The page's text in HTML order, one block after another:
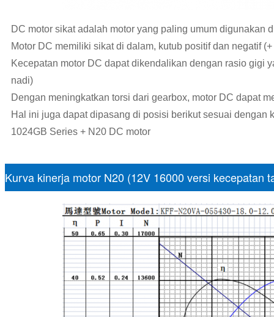
DC motor sikat adalah motor yang paling umum digunakan
Motor DC memiliki sikat di dalam, kutub positif dan negatif (+
Kecepatan motor DC dapat dikendalikan dengan rasio gigi
nadi)
Dengan meningkatkan torsi dari gearbox, motor DC dapat
Hal ini juga dapat dipasang di posisi berikut sesuai dengan
1024GB Series + N20 DC motor
Kurva kinerja motor N20 (12V 16000 versi kecepatan